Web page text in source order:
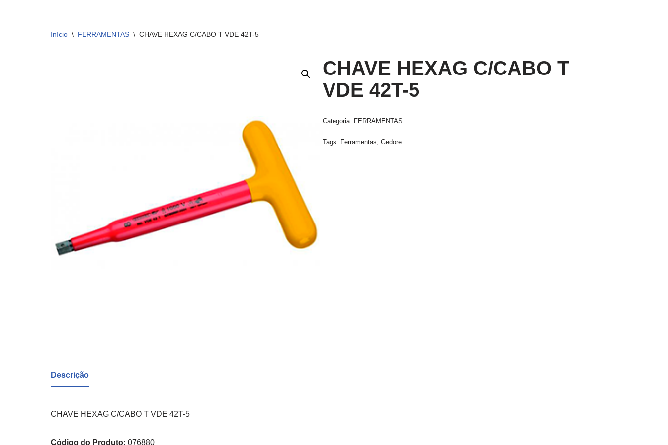
Início \ FERRAMENTAS \ CHAVE HEXAG C/CABO T VDE 42T-5
CHAVE HEXAG C/CABO T
VDE 42T-5
Categoria: FERRAMENTAS
Tags: Ferramentas ,Gedore
Descrição
CHAVE HEXAG C/CABO T VDE 42T-5
Código do Produto: 076880